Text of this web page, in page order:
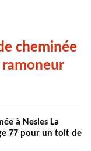
cheminée
ramoneur
à Nesles La
77 pour un toit de